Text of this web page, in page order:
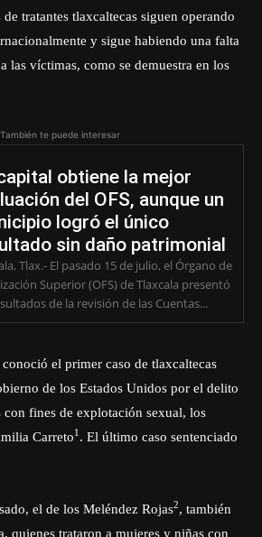
tratantes tlaxcaltecas siguen operando
y sigue habiendo una falta
las víctimas, como se demuestra en los
También te puede interesar
obtiene la mejor
del OFS, aunque un
logró el único
sin daño patrimonial
Tlax.- El pasado 15 de julio, el Órgano de
Superior (OFS) de Tlaxcala presentó
de la revisión de las Cuentas...
el primer caso de tlaxcaltecas
de los Estados Unidos por el delito
con fines de explotación sexual, los
Carreto1 . El último caso sentenciado
el de los Meléndez Rojas2, también
quienes trataron a mujeres y niñas con